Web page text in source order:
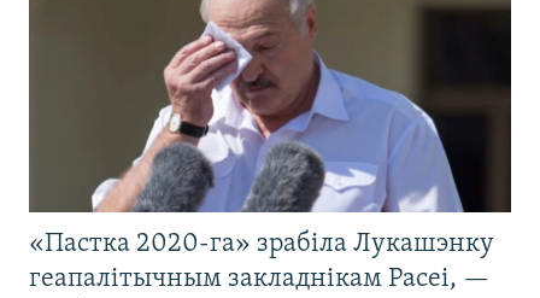
«Пастка 2020-га» зрабіла Лукашэнку
геапалітычным закладнікам Расеі, —